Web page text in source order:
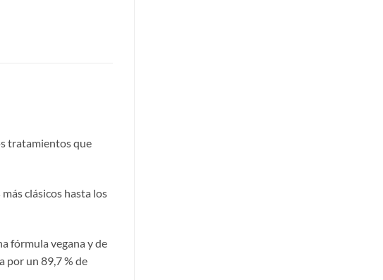
tratamientos que
clásicos hasta los
fórmula vegana y de
por un 89,7 % de